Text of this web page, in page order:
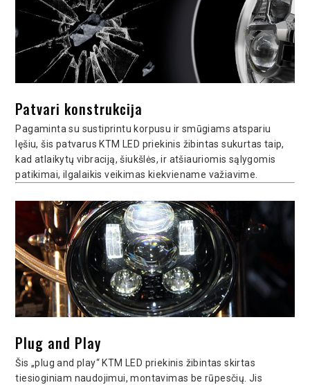
Patvari konstrukcija
Pagaminta su sustiprintu korpusu ir smūgiams atspariu
lęšiu, šis patvarus KTM LED priekinis žibintas sukurtas taip,
kad atlaikytų vibraciją, šiukšlės, ir atšiauriomis sąlygomis
patikimai, ilgalaikis veikimas kiekviename važiavime.
Plug and Play
Šis „plug and play“ KTM LED priekinis žibintas skirtas
tiesioginiam naudojimui, montavimas be rūpesčių. Jis